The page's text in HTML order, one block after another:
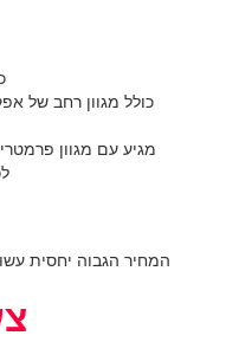
כולל מגוון רחב של
מגיע עם מגוון
המחיר הגבוה יחסית